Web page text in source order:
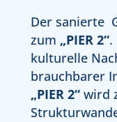
Der sanierte
zum „PIER 2“.
kulturelle
brauchbarer
„PIER 2“wird